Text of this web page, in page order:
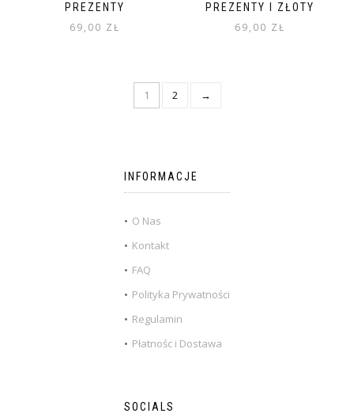
PREZENTY
69,00 ZŁ
PREZENTY I ZŁOTY
69,00 ZŁ
1 2 →
INFORMACJE
O Nas
Kontakt
FAQ
Polityka Prywatności
Regulamin
Płatnośc i Dostawa
SOCIALS